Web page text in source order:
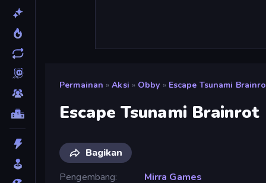
Permainan » Aksi » Obby » Escape Tsunami
Escape Tsunami Brainrot
Bagikan
Pengembang
Mirra Games